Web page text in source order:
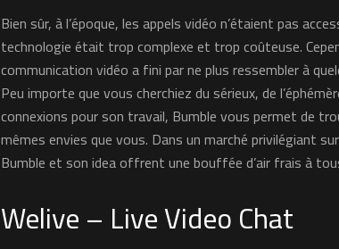
Bien sûr, à l’époque, les appels vidéo n’étaient pas
technologie était trop complexe et trop coûteuse.
communication vidéo a fini par ne plus ressembler à
Peu importe que vous cherchiez du sérieux, de
connexions pour son travail, Bumble vous permet de
mêmes envies que vous. Dans un marché privilégiant
Bumble et son idea offrent une bouffée d’air frais à
Welive – Live Video Chat